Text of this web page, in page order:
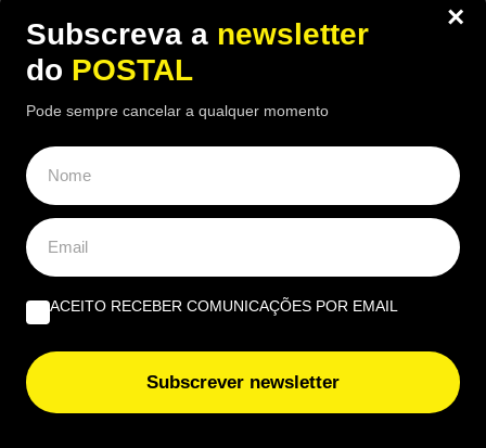
×
Subscreva a newsletter
do POSTAL
Pode sempre cancelar a qualquer momento
ACEITO RECEBER COMUNICAÇÕES POR EMAIL
Subscrever newsletter